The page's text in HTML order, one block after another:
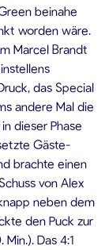
beinahe
worden wäre.
Marcel Brandt
das Special
andere Mal die
dieser Phase
Gäste-
brachte einen
von Alex
neben dem
den Puck zur
Das 4:1